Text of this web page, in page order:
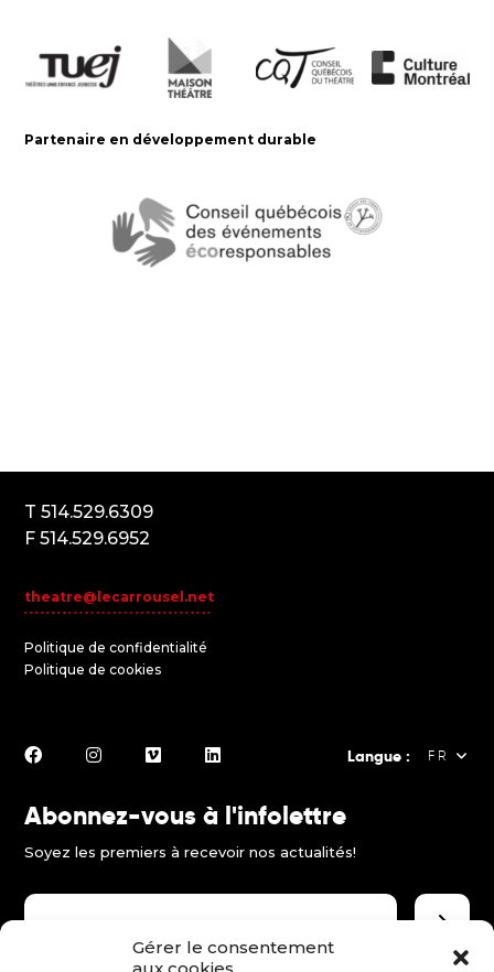
Gérer le consentement
Partenaire en développement durable
T 514.529.6309
F 514.529.6952
theatre@lecarrousel.net
Politique de confidentialité
Politique de cookies
Langue : FR
ES
Abonnez-vous à l'infolettre
Soyez les premiers à recevoir nos actualités!